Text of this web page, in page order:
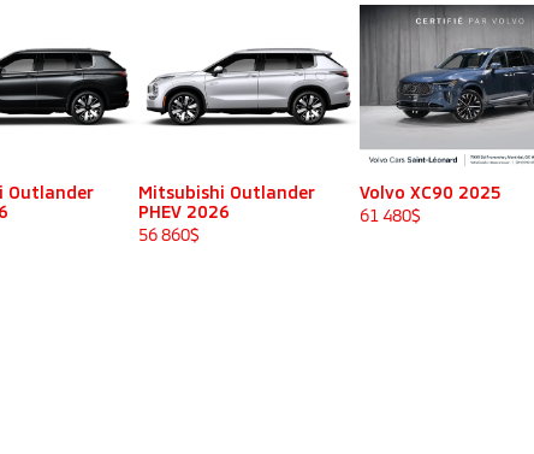
Outlander
Mitsubishi Outlander
PHEV 2026
56 860$
Volvo XC90 2025
61 480$